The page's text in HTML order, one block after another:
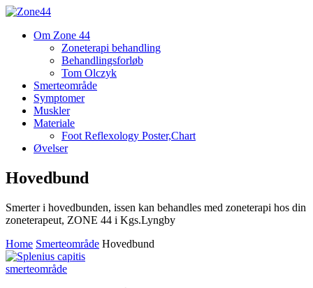
Om Zone 44
Zoneterapi behandling
Behandlingsforløb
Tom Olczyk
Smerteområde
Symptomer
Muskler
Materiale
Foot Reflexology Poster,Chart
Øvelser
Hovedbund
Smerter i hovedbunden, issen kan behandles med zoneterapi hos din
zoneterapeut, ZONE 44 i Kgs.Lyngby
Home Smerteområde Hovedbund